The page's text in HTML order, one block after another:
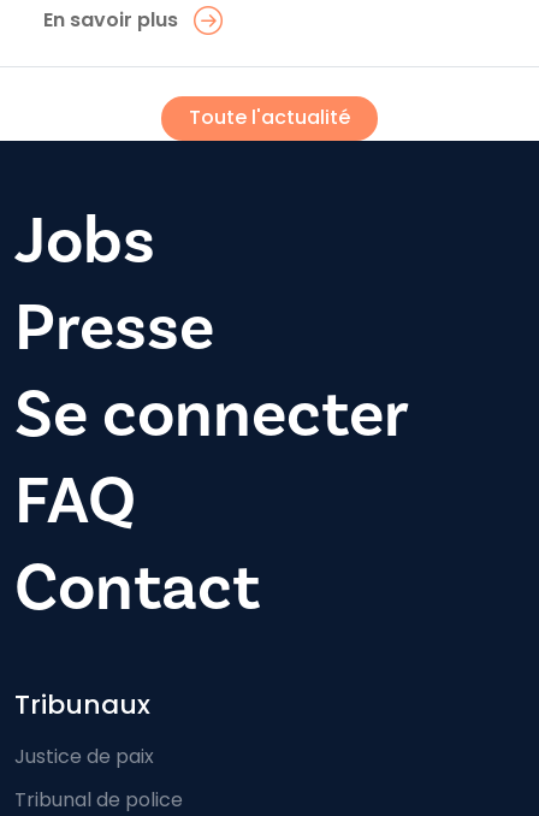
En savoir plus
Toute l'actualité
Jobs
Presse
Se connecter
FAQ
Contact
Footer-menu
Tribunaux
Justice de paix
Tribunal de police